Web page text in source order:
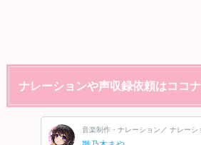
ナレーションや声収録依頼はココ